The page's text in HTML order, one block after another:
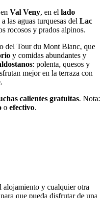
Val Veny, en el lado
las aguas turquesas del Lac
rocosos y prados alpinos.
del Tour du Mont Blanc, que
y comidas abundantes y
: polenta, quesos y
mejor en la terraza con
.
calientes gratuitas. Nota:
o efectivo.
alojamiento y cualquier otra
que pueda disfrutar de una